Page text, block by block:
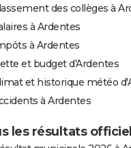
des collèges à
à Ardentes
à Ardentes
et budget d'Ardentes
et historique météo
à Ardentes
les résultats